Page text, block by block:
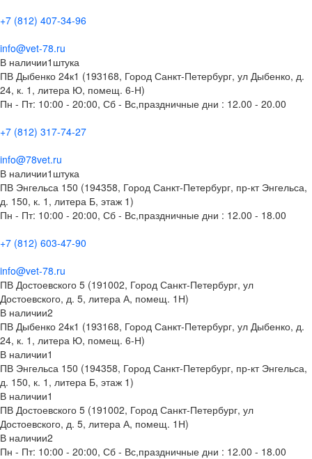
+7 (812) 407-34-96
info@vet-78.ru
В наличии1 штука
ПВ Дыбенко 24к1 (193168, Город Санкт-Петербург, ул Дыбенко, д.
24, к. 1, литера Ю, помещ. 6-Н)
Пн - Пт: 10:00 - 20:00, Сб - Вс,праздничные дни : 12.00 - 20.00
+7 (812) 317-74-27
info@78vet.ru
В наличии1 штука
ПВ Энгельса 150 (194358, Город Санкт-Петербург, пр-кт Энгельса,
д. 150, к. 1, литера Б, этаж 1)
Пн - Пт: 10:00 - 20:00, Сб - Вс,праздничные дни : 12.00 - 18.00
+7 (812) 603-47-90
info@vet-78.ru
ПВ Достоевского 5 (191002, Город Санкт-Петербург, ул
Достоевского, д. 5, литера А, помещ. 1Н)
В наличии2
ПВ Дыбенко 24к1 (193168, Город Санкт-Петербург, ул Дыбенко, д.
24, к. 1, литера Ю, помещ. 6-Н)
В наличии1
ПВ Энгельса 150 (194358, Город Санкт-Петербург, пр-кт Энгельса,
д. 150, к. 1, литера Б, этаж 1)
В наличии1
ПВ Достоевского 5 (191002, Город Санкт-Петербург, ул
Достоевского, д. 5, литера А, помещ. 1Н)
В наличии2
Пн - Пт: 10:00 - 20:00, Сб - Вс,праздничные дни : 12.00 - 18.00